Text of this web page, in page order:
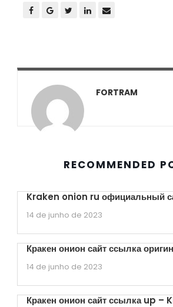
FORTRAM
RECOMMENDED
Kraken onion ru официальный
14 de junho de 2023
Кракен онион сайт ссылка
14 de junho de 2023
Кракен онион сайт ссылка up –